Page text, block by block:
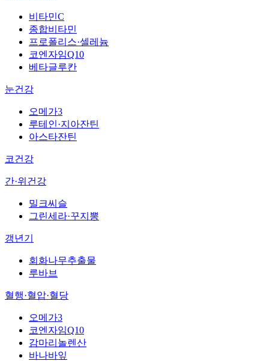
비타민C
종합비타민
프로폴리스·셀레늄
코엔자임Q10
베타글루칸
눈건강
오메가3
루테인·지아잔틴
아스타잔틴
코건강
간·위건강
밀크씨슬
그린세라·꾸지뽕
갱년기
회화나무추출물
루바브
혈행·혈압·혈당
오메가3
코엔자임Q10
감마리놀렌산
바나바잎